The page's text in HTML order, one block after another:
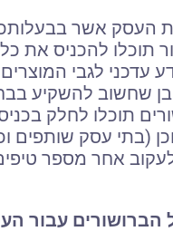
העסק אשר
תוכלו להכניס את
עדכני לגבי
שחשוב להשקיע
תוכלו לחלק
(בתי עסק
אחר מספר
הברושורים עבור